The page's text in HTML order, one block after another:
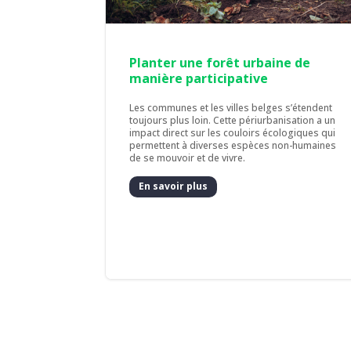
Planter une forêt urbaine de
manière participative
Les communes et les villes belges s’étendent
toujours plus loin. Cette périurbanisation a un
impact direct sur les couloirs écologiques qui
permettent à diverses espèces non-humaines
de se mouvoir et de vivre.
En savoir plus